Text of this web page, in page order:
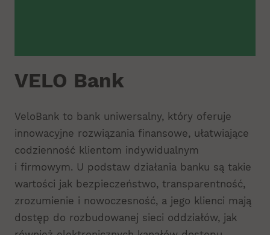
VELO Bank
VeloBank to bank uniwersalny, który oferuje
innowacyjne rozwiązania finansowe, ułatwiające
codzienność klientom indywidualnym
i firmowym. U podstaw działania banku są takie
wartości jak bezpieczeństwo, transparentność,
zrozumienie i nowoczesność, a jego klienci mają
dostęp do rozbudowanej sieci oddziałów, jak